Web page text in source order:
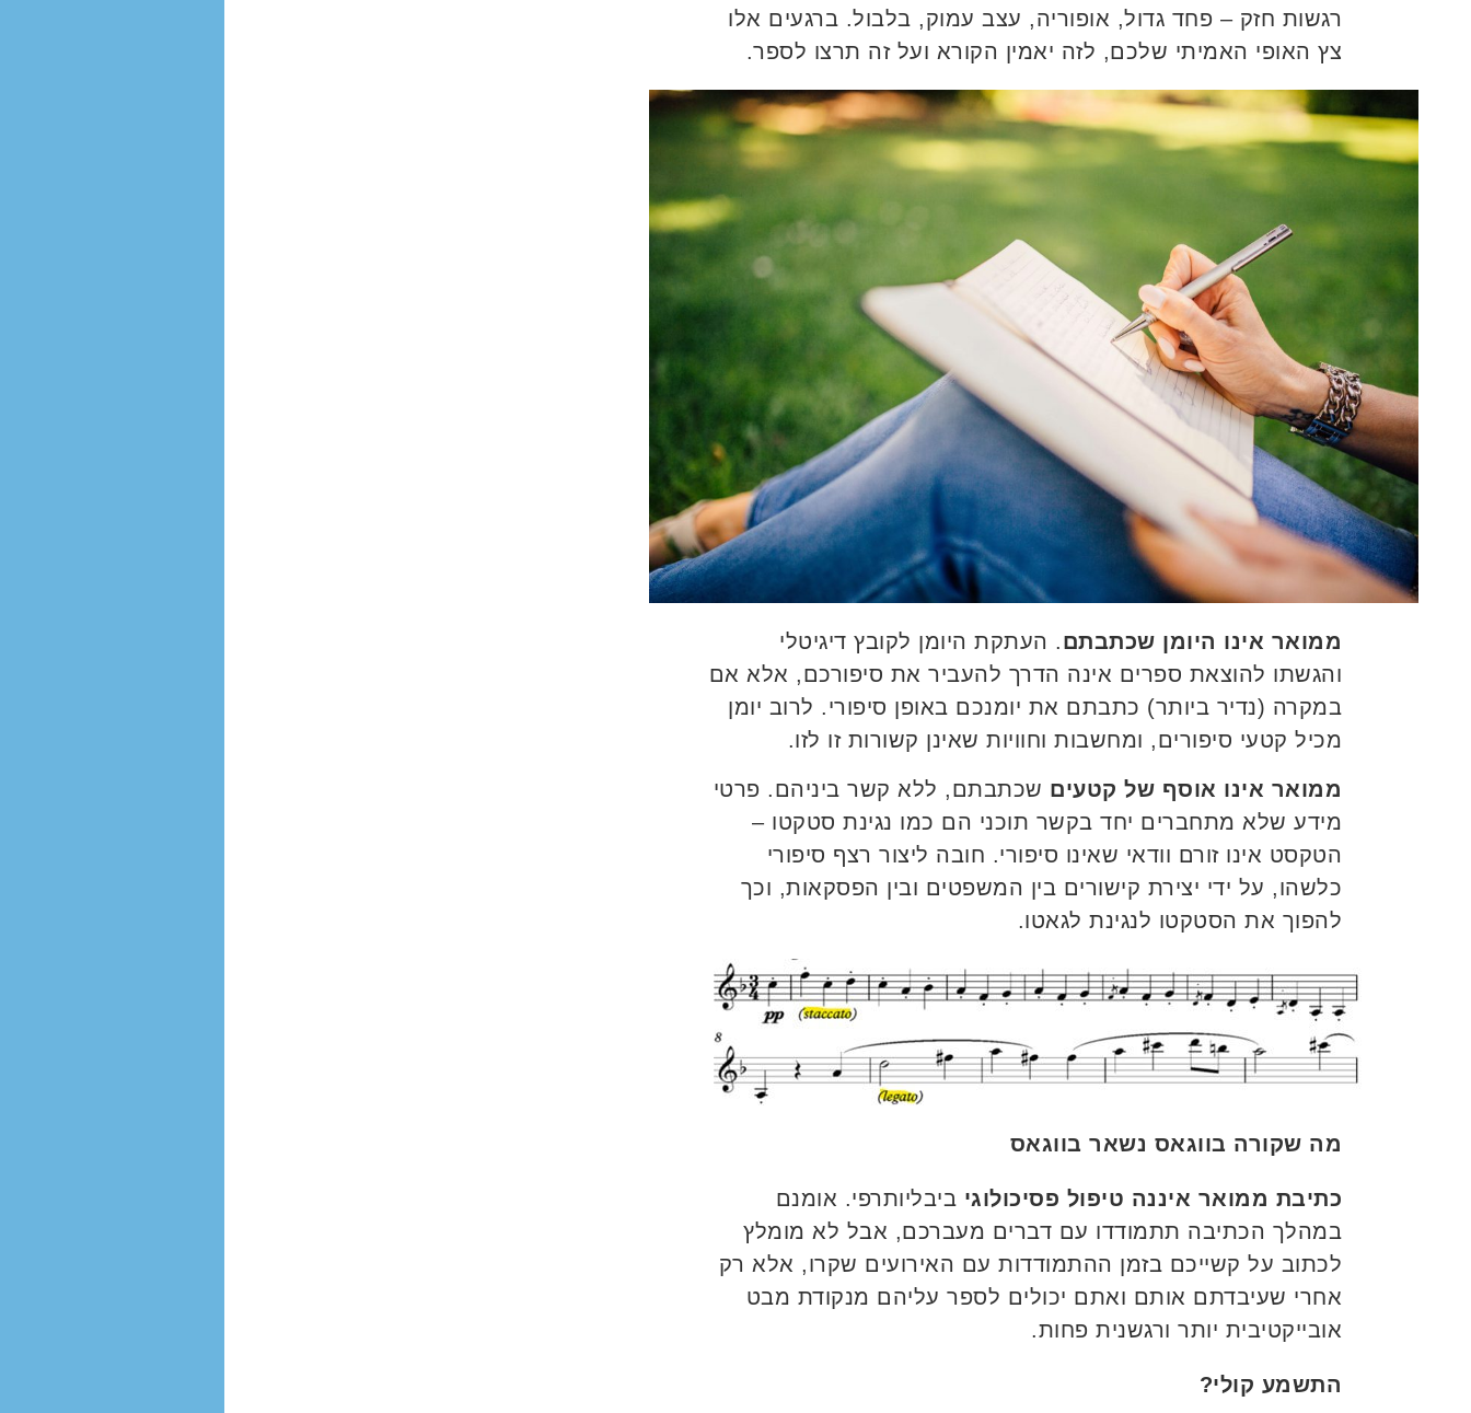
רגשות חזק – פחד גדול, אופוריה, עצב עמוק, בלבול. ברגעים אלו
צץ האופי האמיתי שלכם, לזה יאמין הקורא ועל זה תרצו לספר.
ממואר אינו היומן שכתבתם. העתקת היומן לקובץ דיגיטלי
והגשתו להוצאת ספרים אינה הדרך להעביר את סיפורכם, אלא אם
במקרה (נדיר ביותר) כתבתם את יומנכם באופן סיפורי. לרוב יומן
מכיל קטעי סיפורים, ומחשבות וחוויות שאינן קשורות זו לזו.
ממואר אינו אוסף של קטעים שכתבתם, ללא קשר ביניהם. פרטי
מידע שלא מתחברים יחד בקשר תוכני הם כמו נגינת סטקטו –
הטקסט אינו זורם וודאי שאינו סיפורי. חובה ליצור רצף סיפורי
כלשהו, על ידי יצירת קישורים בין המשפטים ובין הפסקאות, וכך
להפוך את הסטקטו לנגינת לגאטו.
מה שקורה בווגאס נשאר בווגאס
כתיבת ממואר איננה טיפול פסיכולוגי ביבליותרפי. אומנם
במהלך הכתיבה תתמודדו עם דברים מעברכם, אבל לא מומלץ
לכתוב על קשייכם בזמן ההתמודדות עם האירועים שקרו, אלא רק
אחרי שעיבדתם אותם ואתם יכולים לספר עליהם מנקודת מבט
אובייקטיבית יותר ורגשנית פחות.
התשמע קולי?